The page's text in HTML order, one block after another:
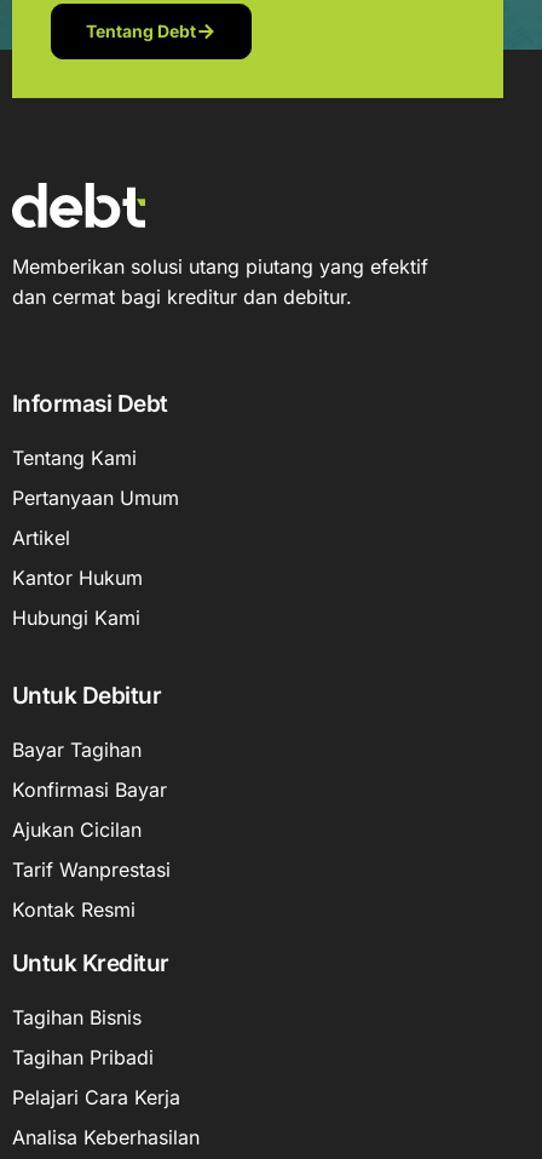
Tentang Debt
Memberikan solusi utang piutang yang efektif
dan cermat bagi kreditur dan debitur.
Informasi Debt
Tentang Kami
Pertanyaan Umum
Artikel
Kantor Hukum
Hubungi Kami
Untuk Debitur
Bayar Tagihan
Konfirmasi Bayar
Ajukan Cicilan
Tarif Wanprestasi
Kontak Resmi
Untuk Kreditur
Tagihan Bisnis
Tagihan Pribadi
Pelajari Cara Kerja
Analisa Keberhasilan